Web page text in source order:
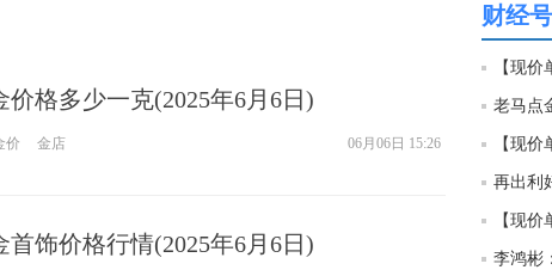
格多少一克(2025年6月6日)
价 金店 06月06日 15:26
饰价格行情(2025年6月6日)
财经号
【现
【现
再出利
【现
李鸿彬